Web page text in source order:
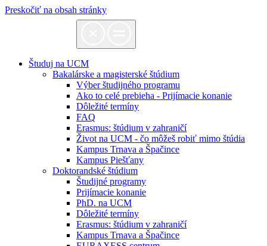
Preskočiť na obsah stránky
Študuj na UCM
Bakalárske a magisterské štúdium
Výber študijného programu
Ako to celé prebieha - Prijímacie konanie
Dôležité termíny
FAQ
Erasmus: štúdium v zahraničí
Život na UCM - čo môžeš robiť mimo štúdia
Kampus Trnava a Špačince
Kampus Piešťany
Doktorandské štúdium
Študijné programy
Prijímacie konanie
PhD. na UCM
Dôležité termíny
Erasmus: štúdium v zahraničí
Kampus Trnava a Špačince